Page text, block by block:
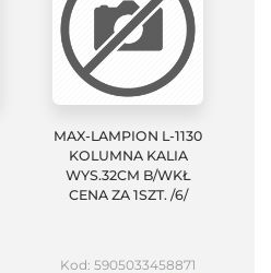
MAX-LAMPION L-1130
KOLUMNA KALIA
WYS.32CM B/WKŁ
CENA ZA 1SZT. /6/
Kod: 5905033458871